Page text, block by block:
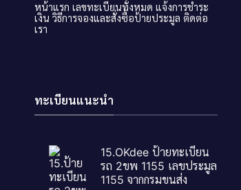
หน้าแรก เลขทะเบียนทั้งหมด แจ้งการชำระ
เงิน วิธีการจองและสั่งซื้อป้ายประมูล ติดต่อ
เรา
ทะเบียนแนะนำ
15.OKdee ป้ายทะเบียน
รถ 2ขพ 1155 เลขประมูล
1155 จากกรมขนส่ง